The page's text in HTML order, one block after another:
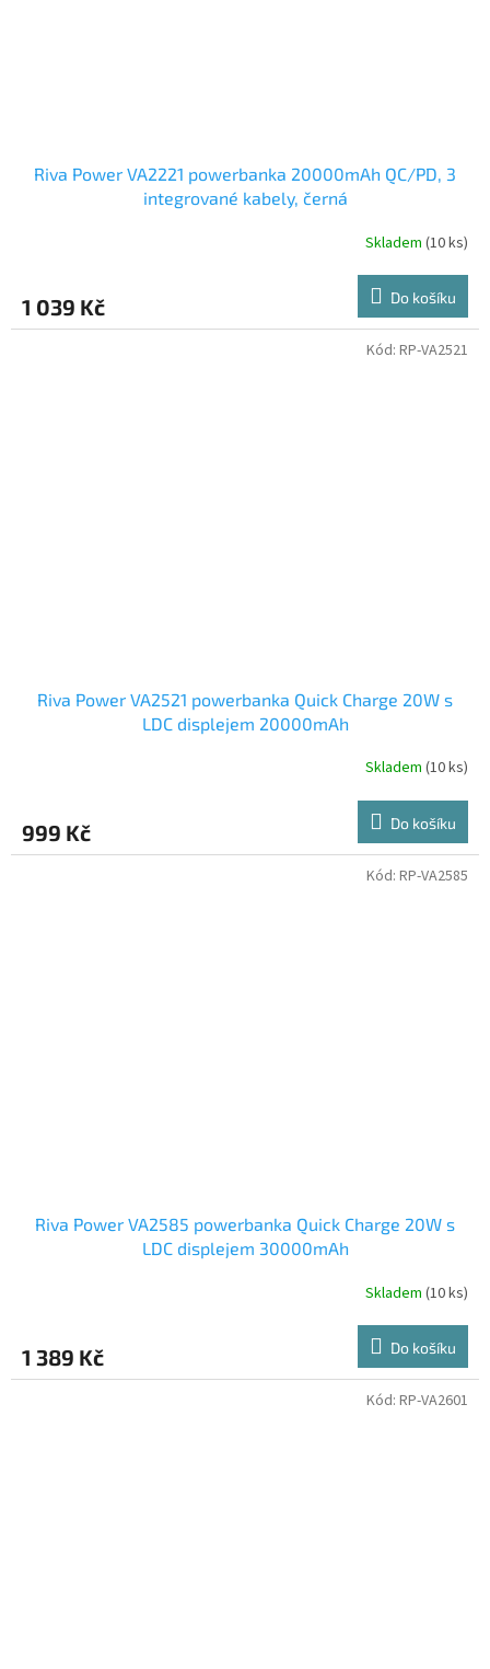
Riva Power VA2221 powerbanka 20000mAh QC/PD, 3
integrované kabely, černá
Skladem (10 ks)
1 039 Kč Do košíku
Riva Power VA2521 powerbanka Quick Charge 20W s
LDC displejem 20000mAh
Skladem (10 ks)
999 Kč Do košíku
Kód: RP-VA2521
Riva Power VA2585 powerbanka Quick Charge 20W s
LDC displejem 30000mAh
Skladem (10 ks)
1 389 Kč Do košíku
Kód: RP-VA2585
Kód: RP-VA2601